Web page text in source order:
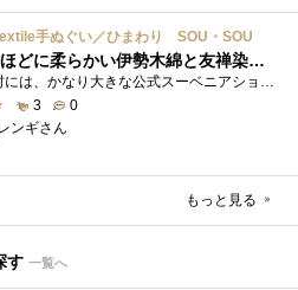
手ぬぐい／ひまわり SOU・SOU
使い込むほどに柔らかい伊勢木綿と友禅染の発色を楽しむ
太秦映画村には、かなり大きな公式スーベニアショップの他にも、江戸時代の町家風の飲食店や土産物店が軒を連ねておりました。 何かよいもの...
3
0
ンギさん
もっと見る
す 一覧へ